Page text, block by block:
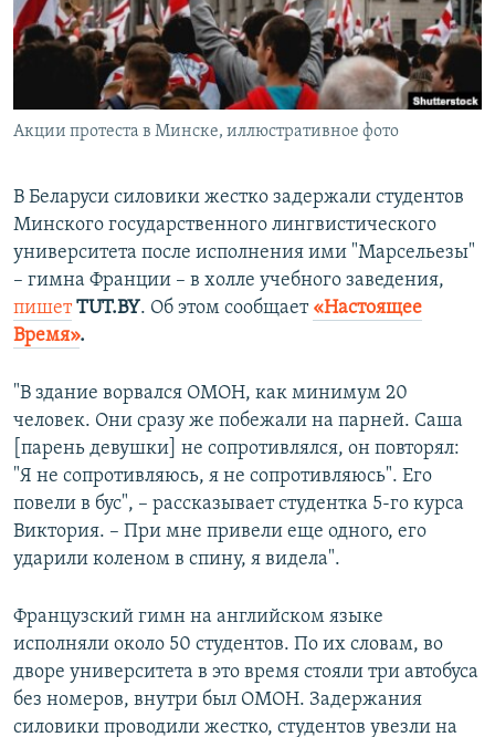
ПОБЕДИТЕЛЕЙ НЕ СУДЯТ?
КРЫМ.НЕПОКОРЕННЫЙ
УКРАИНСКАЯ ПРОБЛЕМА КРЫМА
ПРИСОЕДИНЯЙТЕСЬ!
Акции протеста в Минске, иллюстративное фото
В Беларуси силовики жестко задержали студентов
Минского государственного лингвистического
университета после исполнения ими "Марсельезы"
– гимна Франции – в холле учебного заведения,
пишет TUT.BY. Об этом сообщает «Настоящее
Время».
"В здание ворвался ОМОН, как минимум 20
человек. Они сразу же побежали на парней. Саша
[парень девушки] не сопротивлялся, он повторял:
"Я не сопротивляюсь, я не сопротивляюсь". Его
повели в бус", – рассказывает студентка 5-го курса
Виктория. – При мне привели еще одного, его
ударили коленом в спину, я видела".
Французский гимн на английском языке
исполняли около 50 студентов. По их словам, во
дворе университета в это время стояли три автобуса
без номеров, внутри был ОМОН. Задержания
силовики проводили жестко, студентов увезли на